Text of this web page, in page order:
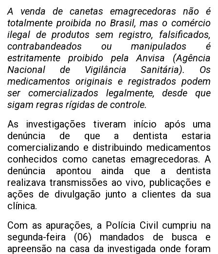
A venda de canetas emagrecedoras não é
totalmente proibida no Brasil, mas o comércio
ilegal de produtos sem registro, falsificados,
contrabandeados ou manipulados é
estritamente proibido pela Anvisa (Agência
Nacional de Vigilância Sanitária). Os
medicamentos originais e registrados podem
ser comercializados legalmente, desde que
sigam regras rígidas de controle.
As investigações tiveram início após uma
denúncia de que a dentista estaria
comercializando e distribuindo medicamentos
conhecidos como canetas emagrecedoras. A
denúncia apontou ainda que a dentista
realizava transmissões ao vivo, publicações e
ações de divulgação junto a clientes da sua
clínica.
Com as apurações, a Polícia Civil cumpriu na
segunda-feira (06) mandados de busca e
apreensão na casa da investigada onde foram